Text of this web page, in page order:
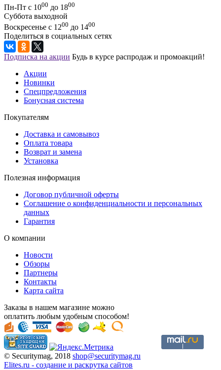
Пн-Пт с 1000 до 1800
Суббота выходной
Воскресенье с 1200 до 1400
Поделиться в социальных сетях
Подписка на акции Будь в курсе распродаж и промоакций!
Акции
Новинки
Спецпредложения
Бонусная система
Покупателям
Доставка и самовывоз
Оплата товара
Возврат и замена
Установка
Полезная информация
Договор публичной оферты
Соглашение о конфиденциальности и персональных
данных
Гарантия
О компании
Новости
Обзоры
Партнеры
Контакты
Карта сайта
Заказы в нашем магазине можно
оплатить любым удобным способом!
© Securitymag, 2018 shop@securitymag.ru
Elites.ru - cоздание и раскрутка сайтов